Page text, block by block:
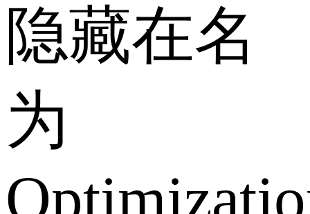
隐藏在名
为